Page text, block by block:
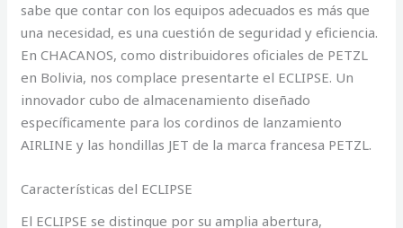
sabe que contar con los equipos adecuados es más que
una necesidad, es una cuestión de seguridad y eficiencia.
En CHACANOS, como distribuidores oficiales de PETZL
en Bolivia, nos complace presentarte el ECLIPSE. Un
innovador cubo de almacenamiento diseñado
específicamente para los cordinos de lanzamiento
AIRLINE y las hondillas JET de la marca francesa PETZL.
Características del ECLIPSE
El ECLIPSE se distingue por su amplia abertura,